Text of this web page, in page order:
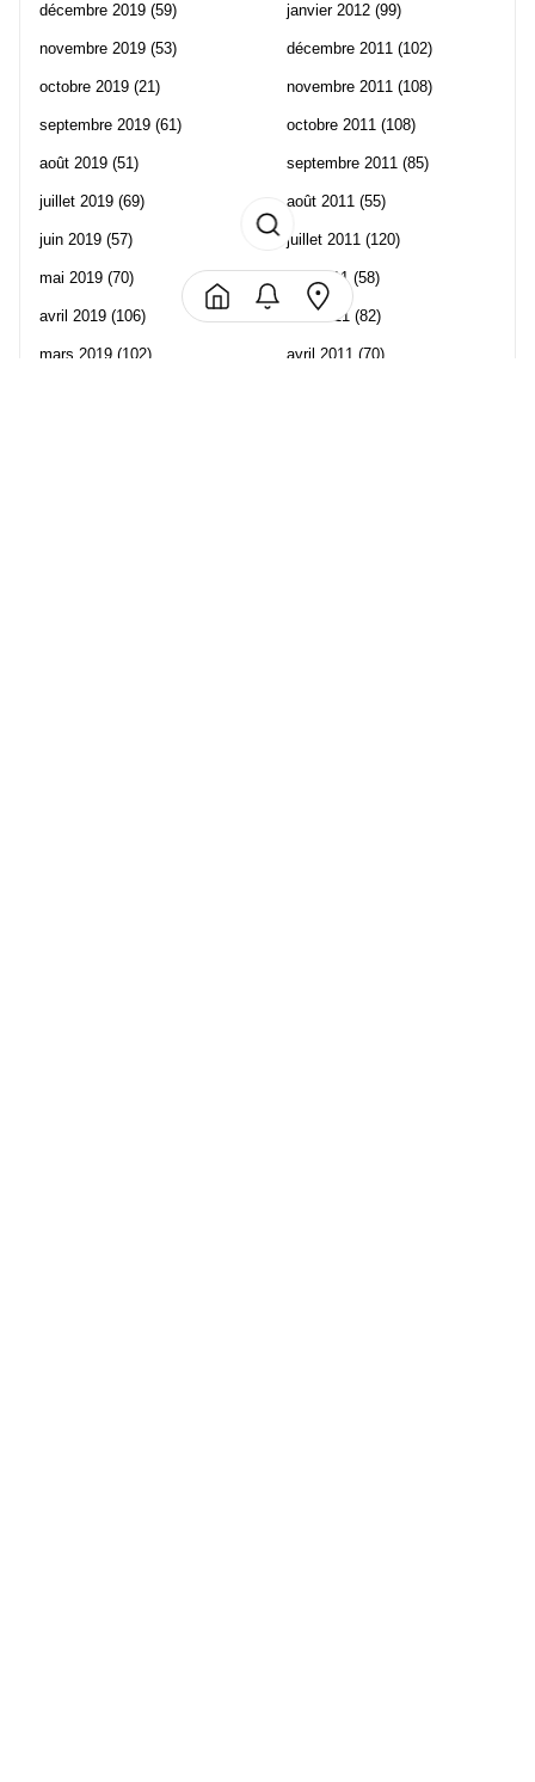
décembre 2019 (59)
novembre 2019 (53)
octobre 2019 (21)
septembre 2019 (61)
août 2019 (51)
juillet 2019 (69)
juin 2019 (57)
mai 2019 (70)
avril 2019 (106)
mars 2019 (102)
janvier 2012 (99)
décembre 2011 (102)
novembre 2011 (108)
octobre 2011 (108)
septembre 2011 (85)
août 2011 (55)
juillet 2011 (120)
juin 2011 (58)
mai 2011 (82)
avril 2011 (70)